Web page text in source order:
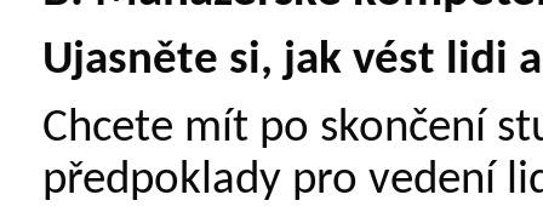
Ujasněte si, jak vést lidi
Chcete mít po skončení
předpoklady pro vedení